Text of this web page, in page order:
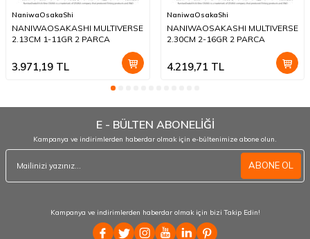
NaniwaOsakaShi
NANIWAOSAKASHI MULTIVERSE
2.13CM 1-11GR 2 PARCA
3.971,19 TL
NaniwaOsakaShi
NANIWAOSAKASHI MULTIVERSE
2.30CM 2-16GR 2 PARCA
4.219,71 TL
E - BÜLTEN ABONELİĞİ
Kampanya ve indirimlerden haberdar olmak için e-bültenimize abone olun.
ABONE OL
Kampanya ve indirimlerden haberdar olmak için bizi Takip Edin!